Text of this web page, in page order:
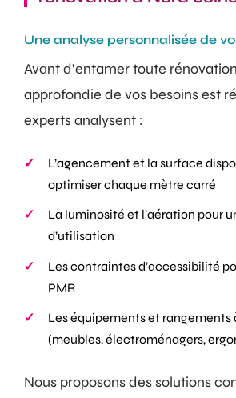
Une analyse personnalisée de
Avant d’entamer toute
approfondie de vos besoins est
experts analysent :
L’agencement et la surface
optimiser chaque mètre carré
La luminosité et l’aération pour
d’utilisation
Les contraintes d’accessibilité
PMR
Les équipements et rangements
(meubles, électroménagers,
Nous proposons des solutions